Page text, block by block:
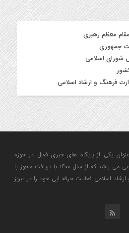
معظم رهبری
جمهوری
شورای اسلامی
فرهنگ و ارشاد اسلامی
یکی از پایگاه های خبری فعال در حوزه
اقتصادی، فرهنگی، هنری و اجتماعی می باشد که از سال ۱۴۰۰ با دریافت مجوز با
و ارشاد اسلامی فعالیت حرفه ایی خود را در تبریز